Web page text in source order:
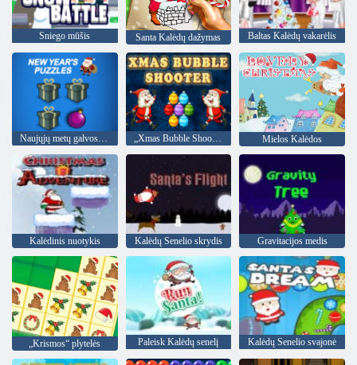
Sniego mūšis Santa Kalėdų dažymas Baltas Kalėdų vakarėlis
Naujųjų metų galvosūkiai „Xmas Bubble Shooter“ Mielos Kalėdos
Kalėdinis nuotykis Kalėdų Senelio skrydis Gravitacijos medis
„Krismos“ plytelės Paleisk Kalėdų senelį Kalėdų Senelio svajonė